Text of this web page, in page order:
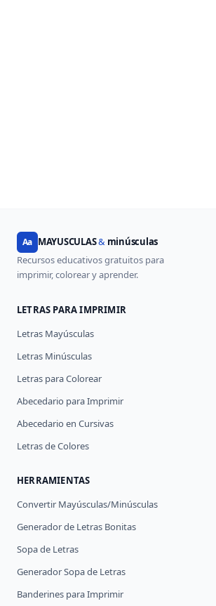
Aa MAYUSCULAS&minúsculas
Recursos educativos gratuitos para
imprimir, colorear y aprender.
LETRAS PARA IMPRIMIR
Letras Mayúsculas
Letras Minúsculas
Letras para Colorear
Abecedario para Imprimir
Abecedario en Cursivas
Letras de Colores
HERRAMIENTAS
Convertir Mayúsculas/Minúsculas
Generador de Letras Bonitas
Sopa de Letras
Generador Sopa de Letras
Banderines para Imprimir